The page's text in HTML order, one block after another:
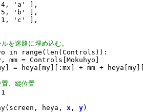
'a' ],
'b' ],
'c' ],
を迷路に埋め込む。
in range(len(Controls)):
mm = Controls[Mokuhyo]
= heya[my][:mx] + mm +
、縦位置
heya, x , y)